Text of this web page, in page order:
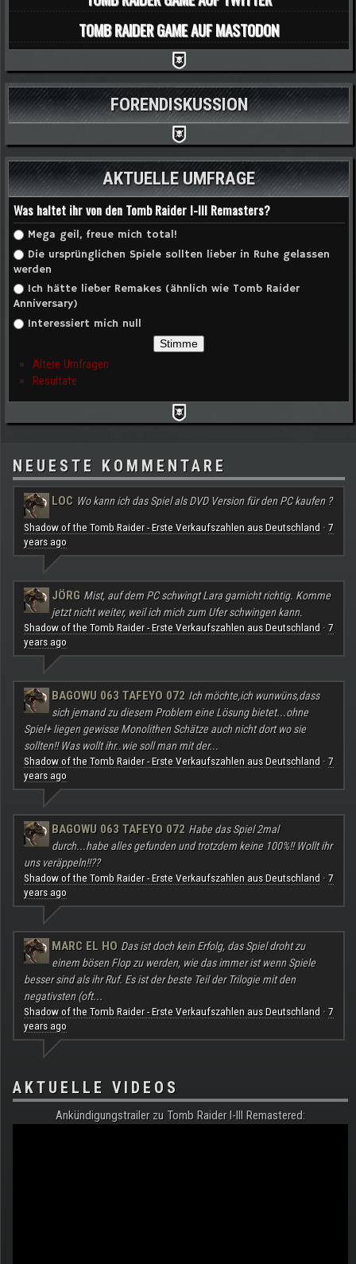
TOMB RAIDER GAME AUF MASTODON
FORENDISKUSSION
AKTUELLE UMFRAGE
Was haltet ihr von den Tomb Raider I-III Remasters?
Auswahlmöglichkeiten
Mega geil, freue mich total!
Die ursprünglichen Spiele sollten lieber in Ruhe gelassen
werden
Ich hätte lieber Remakes (ähnlich wie Tomb Raider
Anniversary)
Interessiert mich null
Ältere Umfragen
Resultate
NEUESTE KOMMENTARE
LOC Wo kann ich das Spiel als DVD Version für den PC kaufen ?
Shadow of the Tomb Raider - Erste Verkaufszahlen aus Deutschland · 7
years ago
JÖRG Mist, auf dem PC schwingt Lara garnicht richtig. Komme
jetzt nicht weiter, weil ich mich zum Ufer schwingen kann.
Shadow of the Tomb Raider - Erste Verkaufszahlen aus Deutschland · 7
years ago
BAGOWU 063 TAFEYO 072 Ich möchte,ich wunwüns,dass
sich jemand zu diesem Problem eine Lösung bietet...ohne
Spiel+ liegen gewisse Monolithen Schätze auch nicht dort wo sie
sollten!! Was wollt ihr..wie soll man mit der...
Shadow of the Tomb Raider - Erste Verkaufszahlen aus Deutschland · 7
years ago
BAGOWU 063 TAFEYO 072 Habe das Spiel 2mal
durch...habe alles gefunden und trotzdem keine 100%!! Wollt ihr
uns veräppeln!!??
Shadow of the Tomb Raider - Erste Verkaufszahlen aus Deutschland · 7
years ago
MARC EL HO Das ist doch kein Erfolg, das Spiel droht zu
einem bösen Flop zu werden, wie das immer ist wenn Spiele
besser sind als ihr Ruf. Es ist der beste Teil der Trilogie mit den
negativsten (oft...
Shadow of the Tomb Raider - Erste Verkaufszahlen aus Deutschland · 7
years ago
AKTUELLE VIDEOS
Ankündigungstrailer zu Tomb Raider I-III Remastered: